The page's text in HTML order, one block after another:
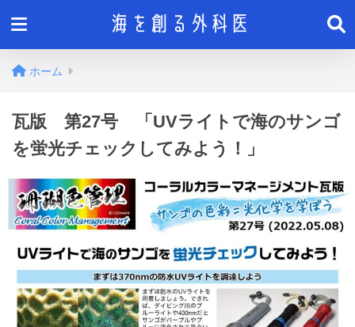
ホーム
瓦版 第27号 「UVライトで海のサンゴ
を蛍光チェックしてみよう！」